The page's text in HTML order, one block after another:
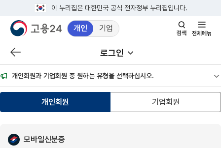
이 누리집은 대한민국 공식 전자정부 누리집입니다.
개인 기업
검색창 열기
전체메뉴
이전 페이지로 이동 로그인
개인회원과 기업회원 중 원하는 유형을 선택하십시오.
개인회원 기업회원
모바일신분증